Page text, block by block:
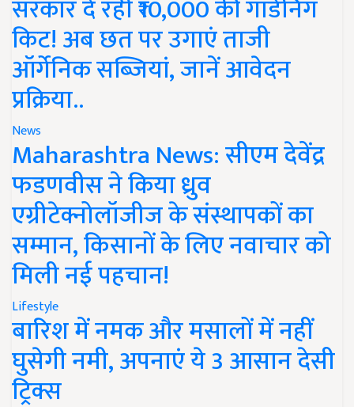
सरकार दे रही ₹10,000 की गार्डनिंग
किट! अब छत पर उगाएं ताजी
ऑर्गेनिक सब्जियां, जानें आवेदन
प्रक्रिया..
News
Maharashtra News: सीएम देवेंद्र
फडणवीस ने किया ध्रुव
एग्रीटेक्नोलॉजीज के संस्थापकों का
सम्मान, किसानों के लिए नवाचार को
मिली नई पहचान!
Lifestyle
बारिश में नमक और मसालों में नहीं
घुसेगी नमी, अपनाएं ये 3 आसान देसी
ट्रिक्स